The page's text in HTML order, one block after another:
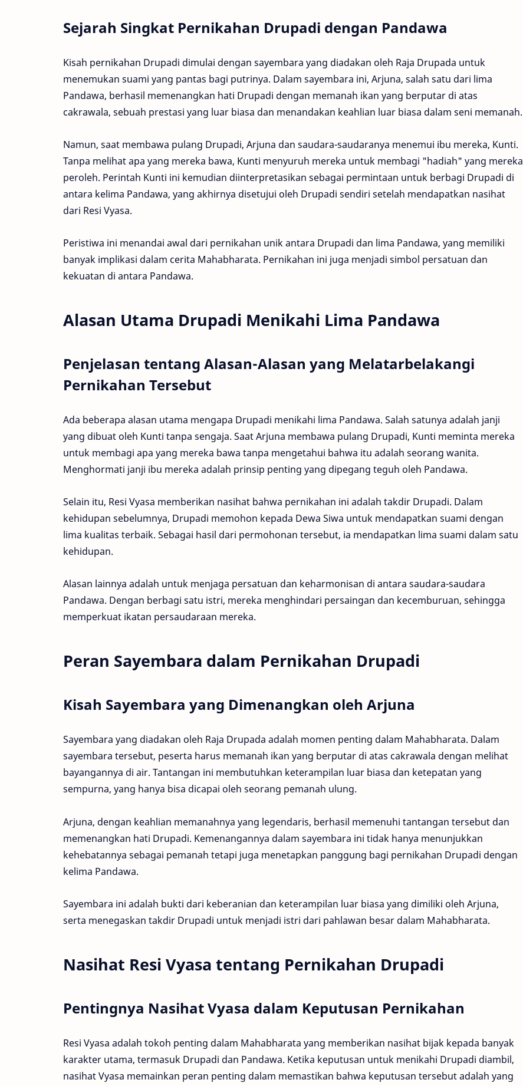
Sejarah Singkat Pernikahan Drupadi dengan Pandawa
Kisah pernikahan Drupadi dimulai dengan sayembara yang diadakan oleh Raja Drupada untuk
menemukan suami yang pantas bagi putrinya. Dalam sayembara ini, Arjuna, salah satu dari lima
Pandawa, berhasil memenangkan hati Drupadi dengan memanah ikan yang berputar di atas
cakrawala, sebuah prestasi yang luar biasa dan menandakan keahlian luar biasa dalam seni memanah.
Namun, saat membawa pulang Drupadi, Arjuna dan saudara-saudaranya menemui ibu mereka, Kunti.
Tanpa melihat apa yang mereka bawa, Kunti menyuruh mereka untuk membagi "hadiah" yang mereka
peroleh. Perintah Kunti ini kemudian diinterpretasikan sebagai permintaan untuk berbagi Drupadi di
antara kelima Pandawa, yang akhirnya disetujui oleh Drupadi sendiri setelah mendapatkan nasihat
dari Resi Vyasa.
Peristiwa ini menandai awal dari pernikahan unik antara Drupadi dan lima Pandawa, yang memiliki
banyak implikasi dalam cerita Mahabharata. Pernikahan ini juga menjadi simbol persatuan dan
kekuatan di antara Pandawa.
Alasan Utama Drupadi Menikahi Lima Pandawa
Penjelasan tentang Alasan-Alasan yang Melatarbelakangi
Pernikahan Tersebut
Ada beberapa alasan utama mengapa Drupadi menikahi lima Pandawa. Salah satunya adalah janji
yang dibuat oleh Kunti tanpa sengaja. Saat Arjuna membawa pulang Drupadi, Kunti meminta mereka
untuk membagi apa yang mereka bawa tanpa mengetahui bahwa itu adalah seorang wanita.
Menghormati janji ibu mereka adalah prinsip penting yang dipegang teguh oleh Pandawa.
Selain itu, Resi Vyasa memberikan nasihat bahwa pernikahan ini adalah takdir Drupadi. Dalam
kehidupan sebelumnya, Drupadi memohon kepada Dewa Siwa untuk mendapatkan suami dengan
lima kualitas terbaik. Sebagai hasil dari permohonan tersebut, ia mendapatkan lima suami dalam satu
kehidupan.
Alasan lainnya adalah untuk menjaga persatuan dan keharmonisan di antara saudara-saudara
Pandawa. Dengan berbagi satu istri, mereka menghindari persaingan dan kecemburuan, sehingga
memperkuat ikatan persaudaraan mereka.
Peran Sayembara dalam Pernikahan Drupadi
Kisah Sayembara yang Dimenangkan oleh Arjuna
Sayembara yang diadakan oleh Raja Drupada adalah momen penting dalam Mahabharata. Dalam
sayembara tersebut, peserta harus memanah ikan yang berputar di atas cakrawala dengan melihat
bayangannya di air. Tantangan ini membutuhkan keterampilan luar biasa dan ketepatan yang
sempurna, yang hanya bisa dicapai oleh seorang pemanah ulung.
Arjuna, dengan keahlian memanahnya yang legendaris, berhasil memenuhi tantangan tersebut dan
memenangkan hati Drupadi. Kemenangannya dalam sayembara ini tidak hanya menunjukkan
kehebatannya sebagai pemanah tetapi juga menetapkan panggung bagi pernikahan Drupadi dengan
kelima Pandawa.
Sayembara ini adalah bukti dari keberanian dan keterampilan luar biasa yang dimiliki oleh Arjuna,
serta menegaskan takdir Drupadi untuk menjadi istri dari pahlawan besar dalam Mahabharata.
Nasihat Resi Vyasa tentang Pernikahan Drupadi
Pentingnya Nasihat Vyasa dalam Keputusan Pernikahan
Resi Vyasa adalah tokoh penting dalam Mahabharata yang memberikan nasihat bijak kepada banyak
karakter utama, termasuk Drupadi dan Pandawa. Ketika keputusan untuk menikahi Drupadi diambil,
nasihat Vyasa memainkan peran penting dalam memastikan bahwa keputusan tersebut adalah yang